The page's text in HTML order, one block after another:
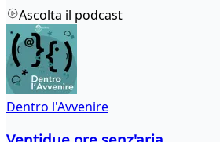
Ascolta il podcast
Dentro l'Avvenire